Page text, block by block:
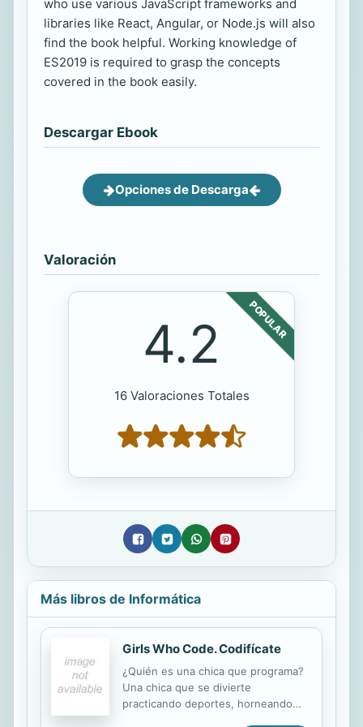
who use various JavaScript frameworks and
libraries like React, Angular, or Node.js will also
find the book helpful. Working knowledge of
ES2019 is required to grasp the concepts
covered in the book easily.
Descargar Ebook
Opciones de Descarga
Valoración
POPULAR
4.2
16 Valoraciones Totales
Más libros de Informática
Girls Who Code. Codifícate
¿Quién es una chica que programa?
Una chica que se divierte
practicando deportes, horneando